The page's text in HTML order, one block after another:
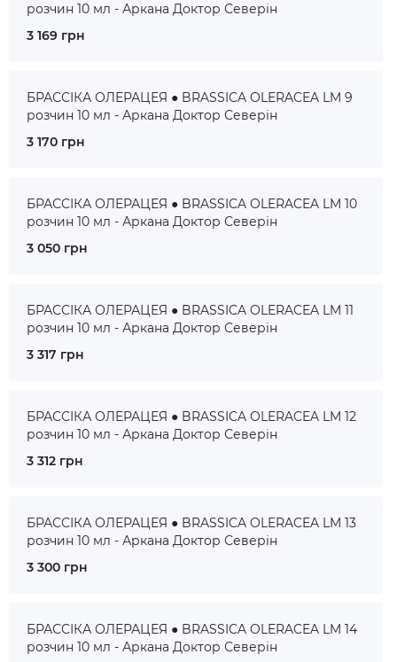
розчин 10 мл - Аркана Доктор Северін
3 169 грн
БРАССІКА ОЛЕРАЦЕЯ ● BRASSICA OLERACEA LM 9
розчин 10 мл - Аркана Доктор Северін
3 170 грн
БРАССІКА ОЛЕРАЦЕЯ ● BRASSICA OLERACEA LM 10
розчин 10 мл - Аркана Доктор Северін
3 050 грн
БРАССІКА ОЛЕРАЦЕЯ ● BRASSICA OLERACEA LM 11
розчин 10 мл - Аркана Доктор Северін
3 317 грн
БРАССІКА ОЛЕРАЦЕЯ ● BRASSICA OLERACEA LM 12
розчин 10 мл - Аркана Доктор Северін
3 312 грн
БРАССІКА ОЛЕРАЦЕЯ ● BRASSICA OLERACEA LM 13
розчин 10 мл - Аркана Доктор Северін
3 300 грн
БРАССІКА ОЛЕРАЦЕЯ ● BRASSICA OLERACEA LM 14
розчин 10 мл - Аркана Доктор Северін